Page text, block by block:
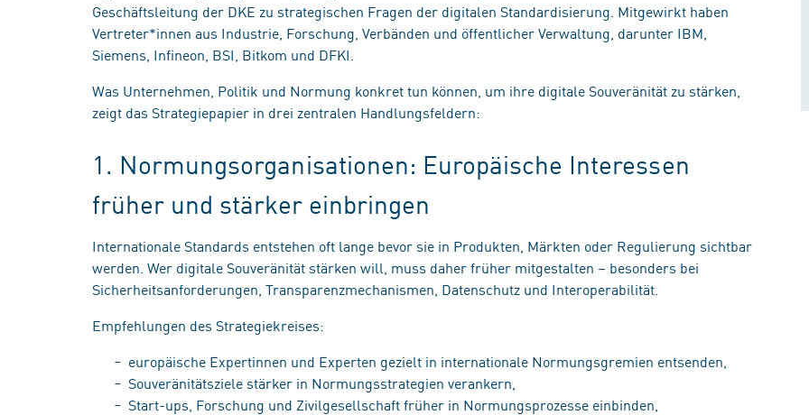
Geschäftsleitung der DKE zu strategischen Fragen der digitalen Standardisierung. Mitgewirkt haben
Vertreter*innen aus Industrie, Forschung, Verbänden und öffentlicher Verwaltung, darunter IBM,
Siemens, Infineon, BSI, Bitkom und DFKI.
Was Unternehmen, Politik und Normung konkret tun können, um ihre digitale Souveränität zu stärken,
zeigt das Strategiepapier in drei zentralen Handlungsfeldern:
1. Normungsorganisationen: Europäische Interessen
früher und stärker einbringen
Internationale Standards entstehen oft lange bevor sie in Produkten, Märkten oder Regulierung sichtbar
werden. Wer digitale Souveränität stärken will, muss daher früher mitgestalten – besonders bei
Sicherheitsanforderungen, Transparenzmechanismen, Datenschutz und Interoperabilität.
Empfehlungen des Strategiekreises:
europäische Expertinnen und Experten gezielt in internationale Normungsgremien entsenden,
Souveränitätsziele stärker in Normungsstrategien verankern,
Start-ups, Forschung und Zivilgesellschaft früher in Normungsprozesse einbinden,